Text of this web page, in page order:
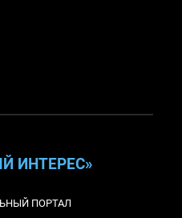
ИНТЕРЕС»
ПОРТАЛ